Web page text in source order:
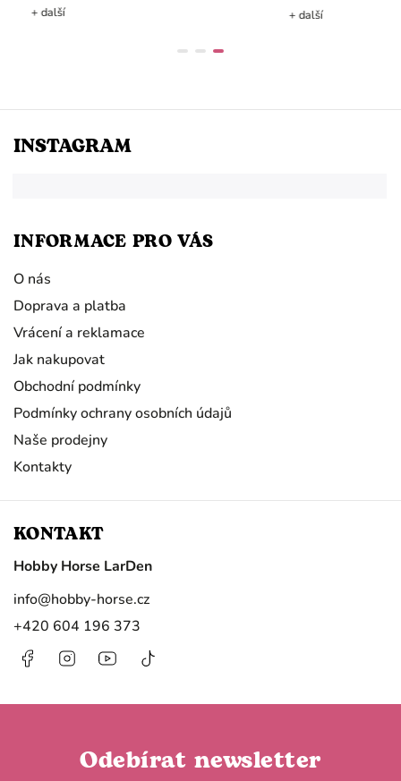
INSTAGRAM
Odebírat newsletter
INFORMACE PRO VÁS
O nás
Doprava a platba
Vrácení a reklamace
Jak nakupovat
Obchodní podmínky
Podmínky ochrany osobních údajů
Naše prodejny
Kontakty
KONTAKT
Hobby Horse LarDen
info@hobby-horse.cz
+420 604 196 373
FacebookInstagramhttps://www.youtube.com/